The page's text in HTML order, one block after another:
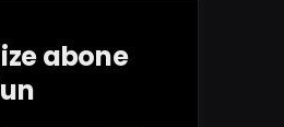
abone